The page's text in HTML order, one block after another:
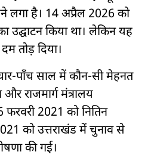
लगा है। 14 अप्रैल 2026 को
उद्घाटन किया था। लेकिन यह
तोड़ दिया।
पाँच साल में कौन-सी मेहनत
राजमार्ग मंत्रालय
2021 को नितिन
को उत्तराखंड में चुनाव से
की गई।